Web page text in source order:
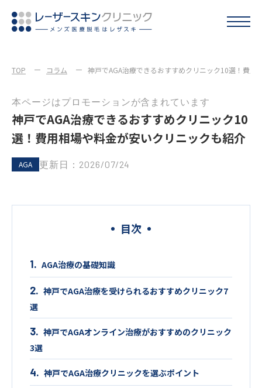
TOP コラム 神戸でAGA治療できるおすすめクリニック10選！費用
本ページはプロモーションが含まれています
神戸でAGA治療できるおすすめクリニック10
選！費用相場や料金が安いクリニックも紹介
AGA 更新日：2026/07/24
目次
AGA治療の基礎知識
神戸でAGA治療を受けられるおすすめクリニック7
選
神戸でAGAオンライン治療がおすすめのクリニック
3選
神戸でAGA治療クリニックを選ぶポイント